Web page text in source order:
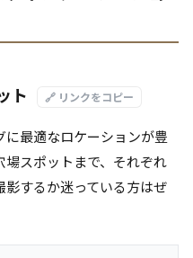
ト 🔗 リンクをコピー
最適なロケーションが豊
スポットまで、それぞれ
するか迷っている方はぜ